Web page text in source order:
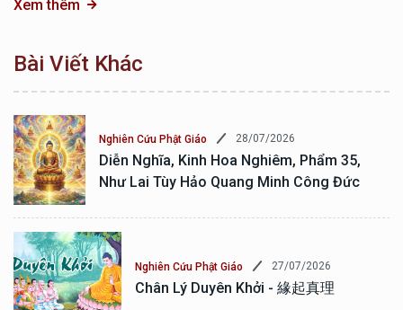
Xem thêm
Bài Viết Khác
Nghiên Cứu Phật Giáo 28/07/2026
Diễn Nghĩa, Kinh Hoa Nghiêm, Phẩm 35,
Như Lai Tùy Hảo Quang Minh Công Đức
Nghiên Cứu Phật Giáo 27/07/2026
Chân Lý Duyên Khởi - 緣起真理